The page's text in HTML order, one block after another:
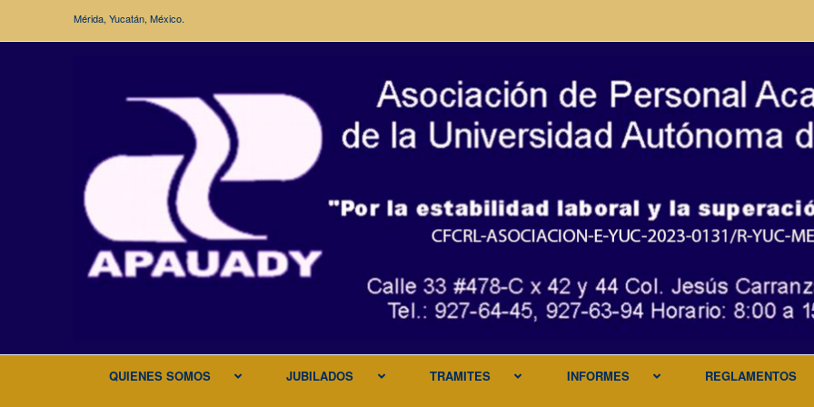
Mérida, Yucatán, México.
QUIENES SOMOS JUBILADOS TRAMITES INFORMES REGLAMENTOS